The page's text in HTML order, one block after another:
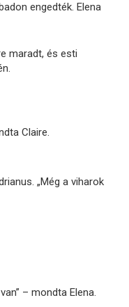
engedték. Elena
maradt, és esti
Claire.
„Még a viharok
– mondta Elena.